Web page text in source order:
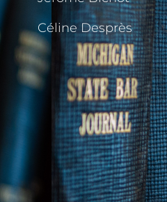
Céline Desprès